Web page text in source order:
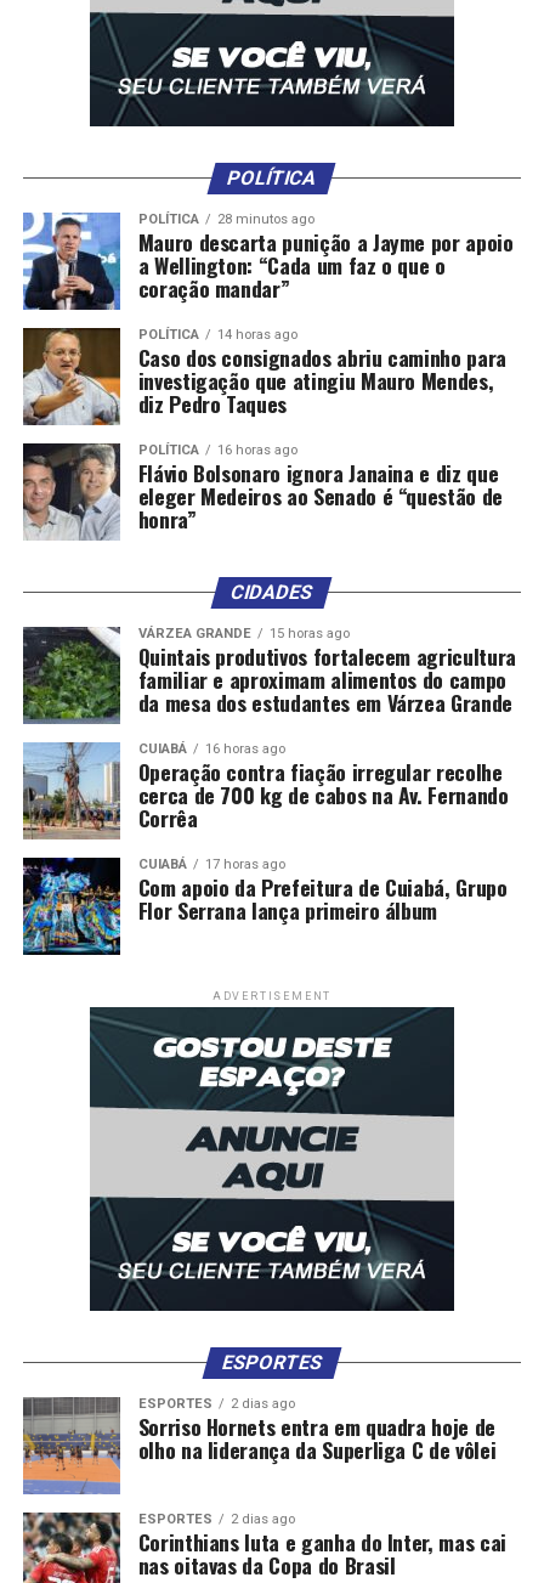
POLÍTICA
POLÍTICA 28 minutos ago
Mauro descarta punição a Jayme por apoio
a Wellington: “Cada um faz o que o
coração mandar”
POLÍTICA 14 horas ago
Caso dos consignados abriu caminho para
investigação que atingiu Mauro Mendes,
diz Pedro Taques
POLÍTICA 16 horas ago
Flávio Bolsonaro ignora Janaina e diz que
eleger Medeiros ao Senado é “questão de
honra”
CIDADES
VÁRZEA GRANDE 15 horas ago
Quintais produtivos fortalecem agricultura
familiar e aproximam alimentos do campo
da mesa dos estudantes em Várzea Grande
CUIABÁ 16 horas ago
Operação contra fiação irregular recolhe
cerca de 700 kg de cabos na Av. Fernando
Corrêa
CUIABÁ 17 horas ago
Com apoio da Prefeitura de Cuiabá, Grupo
Flor Serrana lança primeiro álbum
ADVERTISEMENT
ESPORTES
ESPORTES 2 dias ago
Sorriso Hornets entra em quadra hoje de
olho na liderança da Superliga C de vôlei
ESPORTES 2 dias ago
Corinthians luta e ganha do Inter, mas cai
nas oitavas da Copa do Brasil